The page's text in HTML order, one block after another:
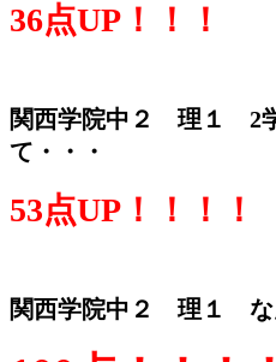
36点UP！！！
関西学院中２ 理１ 2
て・・・
53点UP！！！！
関西学院中２ 理１ な